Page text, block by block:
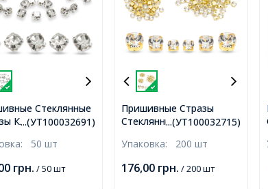
...(УТ100032691)
Стеклянные
Класс А, Цапы
Кристалл,
50 шт
грн. / 50 шт
...(УТ100032715)
Пришивные Стразы
Стеклянные Горный
Круглые, Бесцветный,
3 вида,
Упаковка: 200 шт
176,00 грн. / 200 шт